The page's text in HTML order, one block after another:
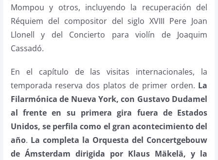
Mompou y otros, incluyendo la recuperación del
Réquiem del compositor del siglo XVIII Pere Joan
Llonell y del Concierto para violín de Joaquim
Cassadó.
En el capítulo de las visitas internacionales, la
temporada reserva dos platos de primer orden. La
Filarmónica de Nueva York, con Gustavo Dudamel
al frente en su primera gira fuera de Estados
Unidos, se perfila como el gran acontecimiento del
año. La completa la Orquesta del Concertgebouw
de Ámsterdam dirigida por Klaus Mäkelä, y la